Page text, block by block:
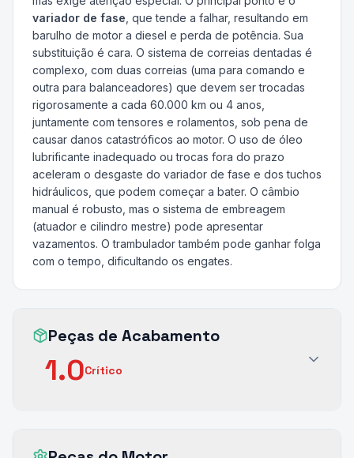
variador de fase , que tende a falhar, resultando em
barulho de motor a diesel e perda de potência. Sua
substituição é cara. O sistema de correias dentadas é
complexo, com duas correias (uma para comando e
outra para balanceadores) que devem ser trocadas
rigorosamente a cada 60.000 km ou 4 anos,
juntamente com tensores e rolamentos, sob pena de
causar danos catastróficos ao motor. O uso de óleo
lubrificante inadequado ou trocas fora do prazo
aceleram o desgaste do variador de fase e dos tuchos
hidráulicos, que podem começar a bater. O câmbio
manual é robusto, mas o sistema de embreagem
(atuador e cilindro mestre) pode apresentar
vazamentos. O trambulador também pode ganhar folga
com o tempo, dificultando os engates.
Peças de Acabamento
1.0Crítico